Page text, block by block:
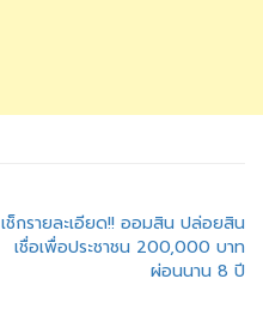
เช็กรายละเอียด!! ออมสิน ปล่อยสิน
เชื่อเพื่อประชาชน 200,000 บาท
ผ่อนนาน 8 ปี